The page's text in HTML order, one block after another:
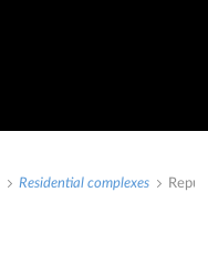
Residential complexes